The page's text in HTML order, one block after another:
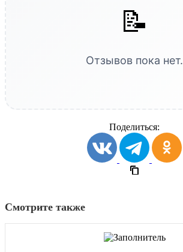
📝
Отзывов пока нет.
Поделиться:
Смотрите также